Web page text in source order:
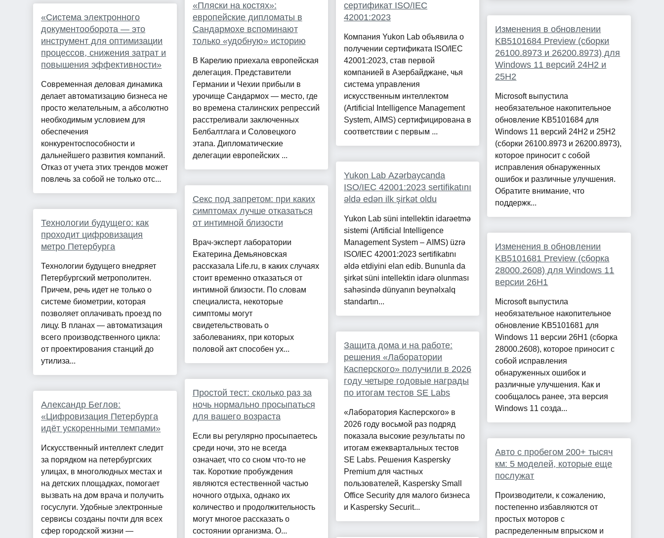
«Система электронного
документооборота — это
инструмент для оптимизации
процессов, снижения затрат и
повышения эффективности»
Современная деловая динамика
делает автоматизацию бизнеса не
просто желательным, а абсолютно
необходимым условием для
обеспечения
конкурентоспособности и
дальнейшего развития компаний.
Отказ от учета этих трендов может
повлечь за собой не только отс...
Технологии будущего: как
проходит цифровизация
метро Петербурга
Технологии будущего внедряет
Петербургский метрополитен.
Причем, речь идет не только о
системе биометрии, которая
позволяет оплачивать проезд по
лицу. В планах — автоматизация
всего производственного цикла:
от проектирования станций до
утилиза...
Александр Беглов:
«Цифровизация Петербурга
идёт ускоренными темпами»
Искусственный интеллект следит
за порядком на петербургских
улицах, в многолюдных местах и
на детских площадках, помогает
вызвать на дом врача и получить
госуслуги. Удобные электронные
сервисы созданы почти для всех
сфер городской жизни —
«Пляски на костях»:
европейские дипломаты в
Сандармохе вспоминают
только «удобную» историю
В Карелию приехала европейская
делегация. Представители
Германии и Чехии прибыли в
урочище Сандармох — место, где
во времена сталинских репрессий
расстреливали заключенных
Белбалтлага и Соловецкого
этапа. Дипломатические
делегации европейских ...
Секс под запретом: при каких
симптомах лучше отказаться
от интимной близости
Врач-эксперт лаборатории
Екатерина Демьяновская
рассказала Life.ru, в каких случаях
стоит временно отказаться от
интимной близости. По словам
специалиста, некоторые
симптомы могут
свидетельствовать о
заболеваниях, при которых
половой акт способен ух...
Простой тест: сколько раз за
ночь нормально просыпаться
для вашего возраста
Если вы регулярно просыпаетесь
среди ночи, это не всегда
означает, что со сном что-то не
так. Короткие пробуждения
являются естественной частью
ночного отдыха, однако их
количество и продолжительность
могут многое рассказать о
состоянии организма. О...
сертификат ISO/IEC
42001:2023
Компания Yukon Lab объявила о
получении сертификата ISO/IEC
42001:2023, став первой
компанией в Азербайджане, чья
система управления
искусственным интеллектом
(Artificial Intelligence Management
System, AIMS) сертифицирована в
соответствии с первым ...
Yukon Lab Azərbaycanda
ISO/IEC 42001:2023 sertifikatını
əldə edən ilk şirkət oldu
Yukon Lab süni intellektin idarəetmə
sistemi (Artificial Intelligence
Management System – AIMS) üzrə
ISO/IEC 42001:2023 sertifikatını
əldə etdiyini elan edib. Bununla da
şirkət süni intellektin idarə olunması
sahəsində dünyanın beynəlxalq
standartın...
Защита дома и на работе:
решения «Лаборатории
Касперского» получили в 2026
году четыре годовые награды
по итогам тестов SE Labs
«Лаборатория Касперского» в
2026 году восьмой раз подряд
показала высокие результаты по
итогам ежеквартальных тестов
SE Labs. Решения Kaspersky
Premium для частных
пользователей, Kaspersky Small
Office Security для малого бизнеса
и Kaspersky Securit...
Изменения в обновлении
KB5101684 Preview (сборки
26100.8973 и 26200.8973) для
Windows 11 версий 24H2 и
25H2
Microsoft выпустила
необязательное накопительное
обновление KB5101684 для
Windows 11 версий 24H2 и 25H2
(сборки 26100.8973 и 26200.8973),
которое приносит с собой
исправления обнаруженных
ошибок и различные улучшения.
Обратите внимание, что
поддержк...
Изменения в обновлении
KB5101681 Preview (сборка
28000.2608) для Windows 11
версии 26H1
Microsoft выпустила
необязательное накопительное
обновление KB5101681 для
Windows 11 версии 26H1 (сборка
28000.2608), которое приносит с
собой исправления
обнаруженных ошибок и
различные улучшения. Как и
сообщалось ранее, эта версия
Windows 11 созда...
Авто с пробегом 200+ тысяч
км: 5 моделей, которые еще
послужат
Производители, к сожалению,
постепенно избавляются от
простых моторов с
распределенным впрыском и